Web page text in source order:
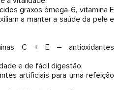
graxos ômega-6, vitamina E
a manter a saúde da pele e
C + E – antioxidantes
e de fácil digestão;
artificiais para uma refeição